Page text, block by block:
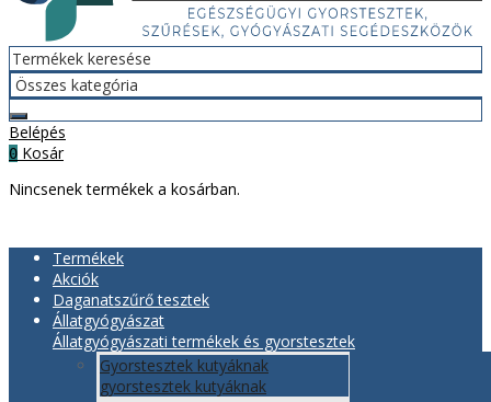
Belépés
0 Kosár
Nincsenek termékek a kosárban.
Termékek
Akciók
Daganatszűrő tesztek
Állatgyógyászat
Állatgyógyászati termékek és gyorstesztek
Gyorstesztek kutyáknak
gyorstesztek kutyáknak